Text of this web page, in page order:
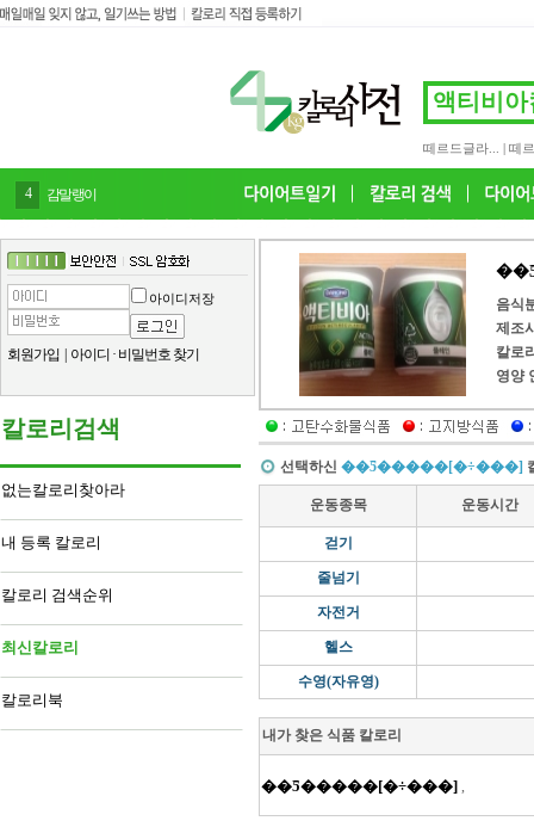
떼르드글라... 떼
4 감말랭이
아이디저장
회원가입 아이디 · 비밀번호 찾기
칼로리검색
없는칼로리찾아라
내 등록 칼로리
칼로리 검색순위
최신칼로리
칼로리북
음식
제조
칼로
영양
선택하신 ��Ƽ�����[�÷���]
운동종목 운동시간
걷기
줄넘기
자전거
헬스
수영(자유영)
내가 찾은 식품 칼로리
��Ƽ�����[�÷���] ,